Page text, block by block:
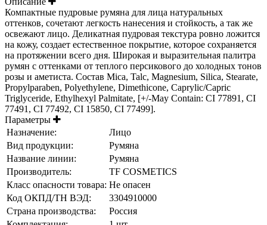
Компактные пудровые румяна для лица натуральных
оттенков, сочетают легкость нанесения и стойкость, а так же
освежают лицо. Деликатная пудровая текстура ровно ложится
на кожу, создает естественное покрытие, которое сохраняется
на протяжении всего дня. Широкая и выразительная палитра
румян с оттенками от теплого персикового до холодных тонов
розы и аметиста. Состав Mica, Talc, Magnesium, Silica, Stearate,
Propylparaben, Polyethylene, Dimethicone, Caprylic/Capric
Triglyceride, Ethylhexyl Palmitate, [+/-May Contain: CI 77891, CI
77491, CI 77492, CI 15850, CI 77499].
Параметры
Назначение:
Лицо
Вид продукции:
Румяна
Название линии:
Румяна
Производитель:
TF COSMETICS
Класс опасности товара: Не опасен
Код ОКПД/ТН ВЭД:
3304910000
Страна производства:
Россия